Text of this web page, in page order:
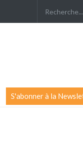
S'abonner à la